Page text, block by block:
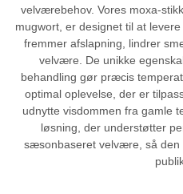
velværebehov. Vores moxa-
mugwort, er designet til at
fremmer afslapning, lindrer
velvære. De unikke
behandling gør præcis
optimal oplevelse, der er
udnytte visdommen fra gamle
løsning, der understøtter
sæsonbaseret velvære, så